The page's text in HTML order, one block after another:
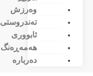
وەرزش
تەندروستی
ئابووری
هەمەڕەنگ
دەربارە